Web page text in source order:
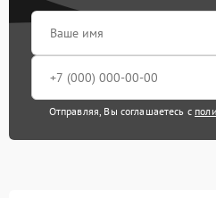
Отправляя, Вы соглашаетесь с